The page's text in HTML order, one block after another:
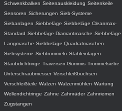
Schwenkbalken Seitenauskleidung Seitenkeile
Sensoren Sicherungen Sieb-Systeme
Siebanlagen Siebbeläge Siebbeläge Cleanmax-
Standard Siebbeläge Diamantmasche Siebbeläge
Langmasche Siebbeläge Quadratmaschen
Siebsysteme Siebtrommeln Stahleinlagen
Staubdichtringe Traversen-Gummis Trommelsiebe
Unterschraubmesser Verschleißbuchsen
Verschleißteile Walzen Walzenmühlen Wartung
Wellendichtringe Zähne Zahnräder Zahnriemen
Zugstangen